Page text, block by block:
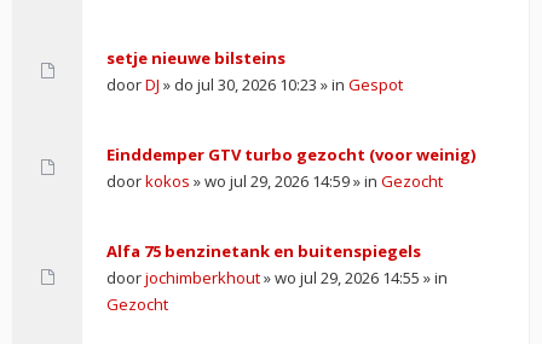
setje nieuwe bilsteins
doorDJ » do jul 30, 2026 10:23 » in Gespot
Einddemper GTV turbo gezocht (voor weinig)
doorkokos » wo jul 29, 2026 14:59 » in Gezocht
Alfa 75 benzinetank en buitenspiegels
doorjochimberkhout» wo jul 29, 2026 14:55 » in
Gezocht